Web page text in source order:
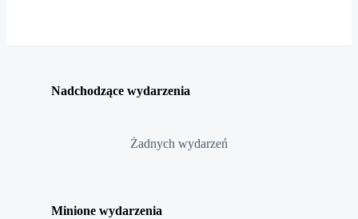
Nadchodzące wydarzenia
Żadnych wydarzeń
Minione wydarzenia